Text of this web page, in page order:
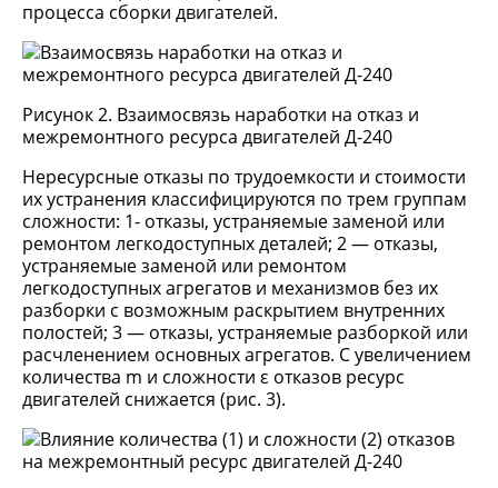
процесса сборки двигателей.
Рисунок 2. Взаимосвязь наработки на отказ и
межремонтного ресурса двигателей Д-240
Нересурсные отказы по трудоемкости и стоимости
их устранения классифицируются по трем группам
сложности: 1- отказы, устраняемые заменой или
ремонтом легкодоступных деталей; 2 — отказы,
устраняемые заменой или ремонтом
легкодоступных агрегатов и механизмов без их
разборки с возможным раскрытием внутренних
полостей; 3 — отказы, устраняемые разборкой или
расчленением основных агрегатов. С увеличением
количества m и сложности ε отказов ресурс
двигателей снижается (рис. 3).